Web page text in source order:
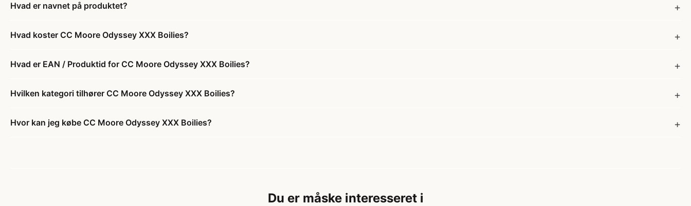
Hvad er navnet på produktet?
Hvad koster CC Moore Odyssey XXX Boilies?
Hvad er EAN / Produktid for CC Moore Odyssey XXX Boilies?
Hvilken kategori tilhører CC Moore Odyssey XXX Boilies?
Hvor kan jeg købe CC Moore Odyssey XXX Boilies?
Du er måske interesseret i